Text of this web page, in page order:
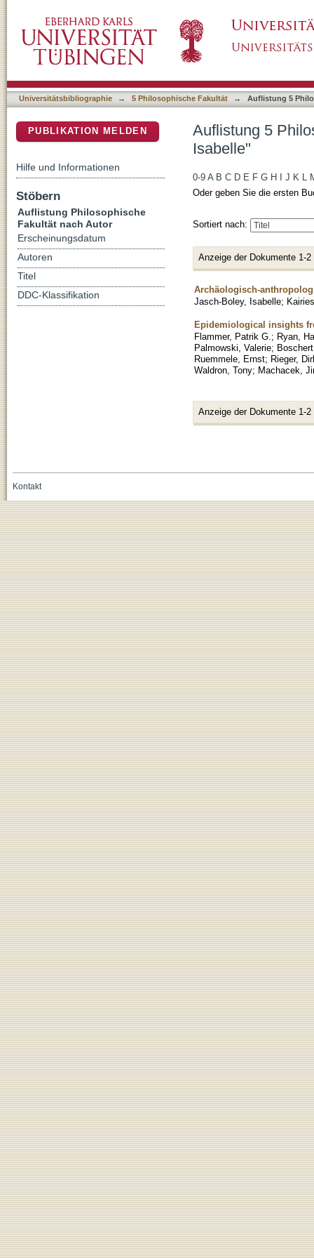
Universitätsbibliographie → 5 Philosophische Fakultät → Auflistung 5
Auflistung 5
Isabelle"
0-9 A B C D E F G H J K L
Oder geben Sie die ersten
Sortiert nach:
Anzeige der Dokumente 1-2
Archäologisch-
Jasch-Boley, Isabelle;
Epidemiological insights
Flammer, Patrik G. ; Ryan,
Palmowski, Valerie;
Ruemmele, Ernst; Rieger,
Waldron, Tony; Machacek,
Anzeige der Dokumente 1-2
PUBLIKATION MELDEN
Hilfe und Informationen
Stöbern
Auflistung Philosophische
Fakultät nach Autor
Erscheinungsdatum
Autoren
Titel
DDC-Klassifikation
Kontakt